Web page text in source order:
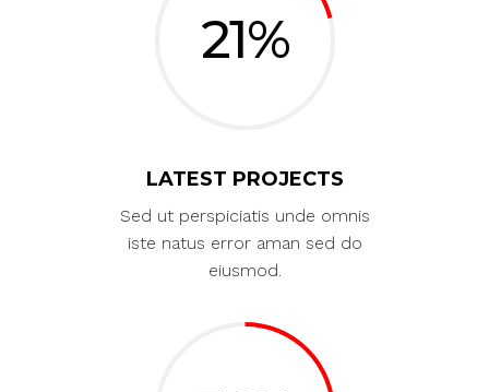
21
LATEST PROJECTS
Sed ut perspiciatis unde omnis
iste natus error aman sed do
eiusmod.